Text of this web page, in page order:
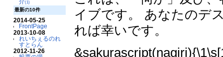
(1)
最新の10件
2014-05-25
FrontPage
2013-10-08
れいちぇるのれ
すとらん
2012-11-26
イブです。 あなたのデ
れば幸いです。